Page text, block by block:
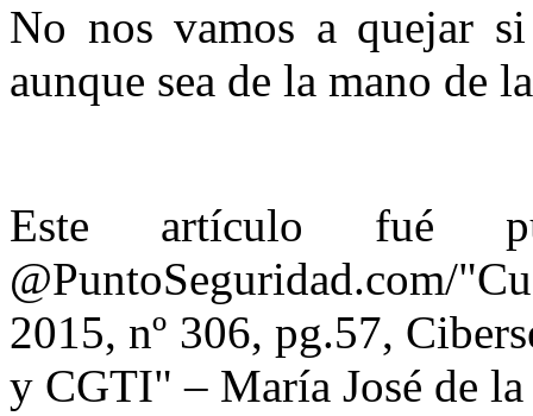
No nos vamos a quejar
aunque sea de la mano de
Este artículo fué
@PuntoSeguridad.com/
2015, nº 306, pg.57,
y CGTI" – María José de